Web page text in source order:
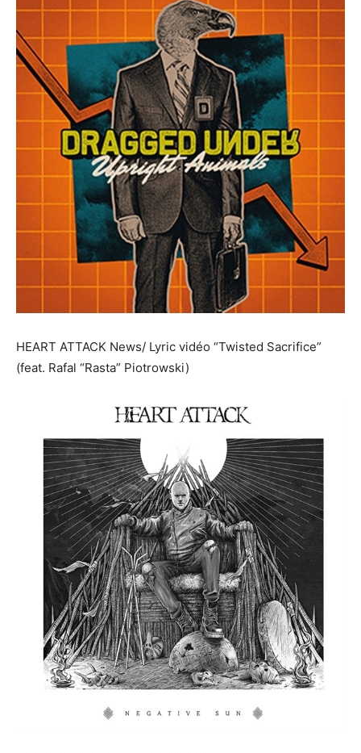
HEART ATTACK News/ Lyric vidéo “Twisted Sacrifice”
(feat. Rafal “Rasta” Piotrowski)